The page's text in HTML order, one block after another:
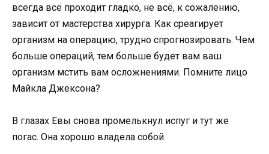
всегда всё проходит гладко, не всё, к сожалению,
зависит от мастерства хирурга. Как среагирует
организм на операцию, трудно спрогнозировать. Чем
больше операций, тем больше будет вам ваш
организм мстить вам осложнениями. Помните лицо
Майкла Джексона?
В глазах Евы снова промелькнул испуг и тут же
погас. Она хорошо владела собой.